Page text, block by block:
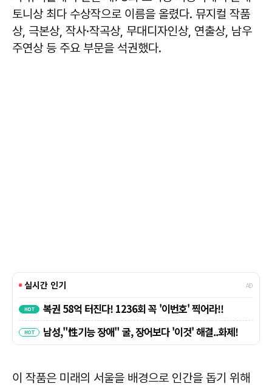
토니상 최다 수상작으로 이름을 올렸다. 뮤지컬 작품
상, 극본상, 작사·작곡상, 무대디자인상, 연출상, 남우
주연상 등 주요 부문을 석권했다.
이 작품은 미래의 서울을 배경으로 인간을 돕기 위해